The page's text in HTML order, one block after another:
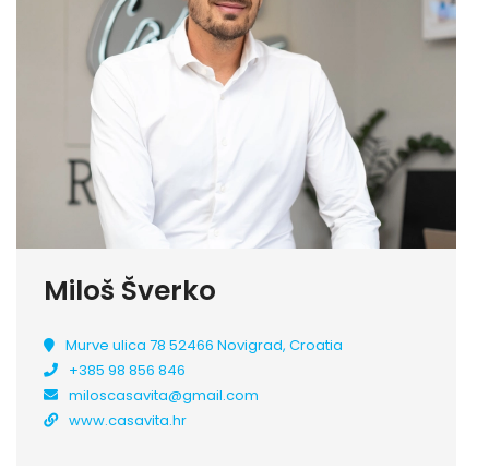
Miloš Šverko
Murve ulica 78 52466 Novigrad, Croatia
+385 98 856 846
miloscasavita@gmail.com
www.casavita.hr